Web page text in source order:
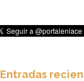
Entradas